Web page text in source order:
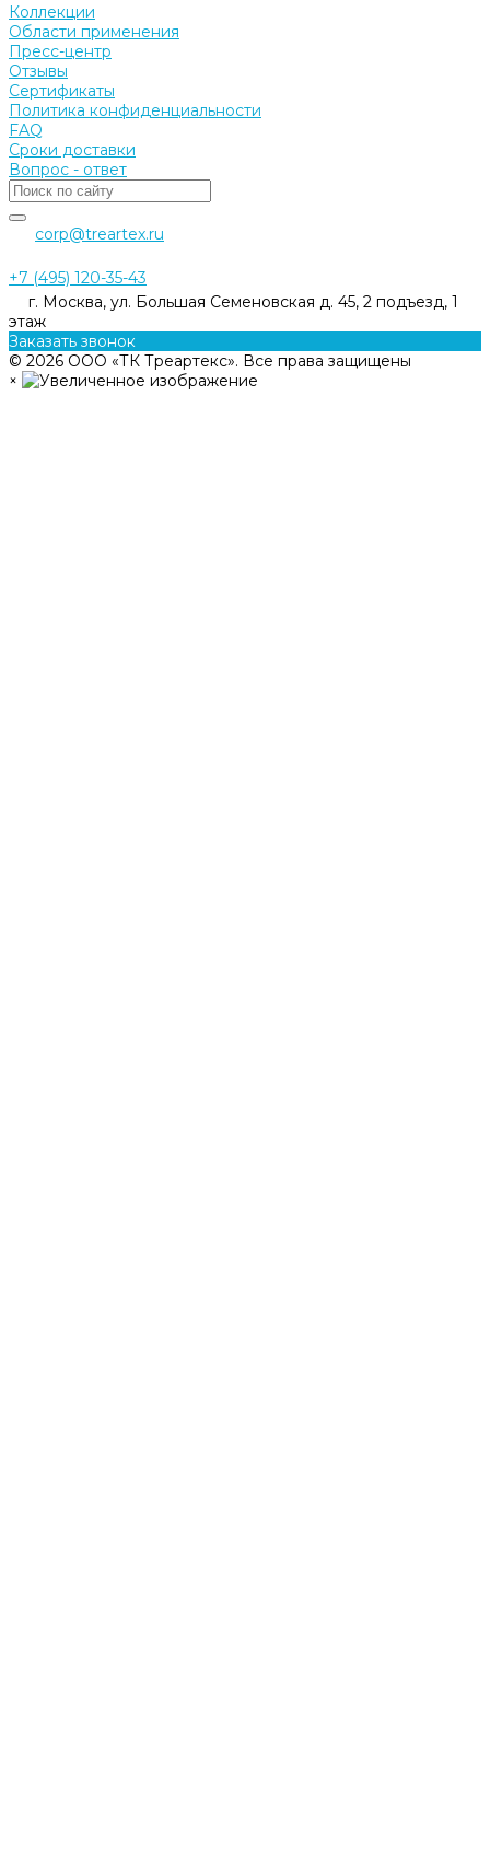
Коллекции
Области применения
Пресс-центр
Отзывы
Сертификаты
Политика конфиденциальности
FAQ
Сроки доставки
Вопрос - ответ
corp@treartex.ru
+7 (495) 120-35-43
г. Москва, ул. Большая Семеновская д. 45, 2 подъезд, 1
этаж
Заказать звонок
© 2026 ООО «ТК Треартекс». Все права защищены
×